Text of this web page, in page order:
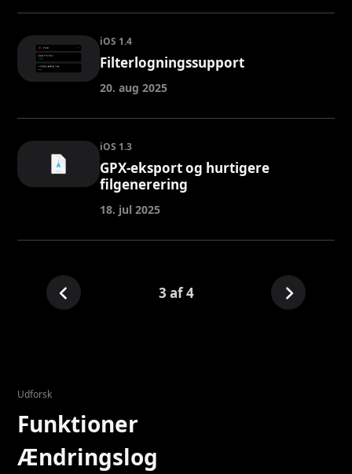
iOS 1.4
Filterlogningssupport
20. aug 2025
iOS 1.3
GPX-eksport og hurtigere
filgenerering
18. jul 2025
3 af 4
Udforsk
Funktioner
Ændringslog